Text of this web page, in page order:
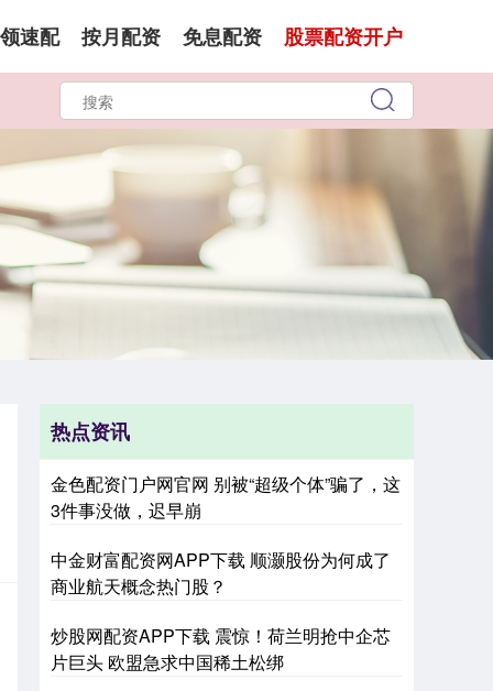
速配 按月配资 免息配资 股票配资开户
热点资讯
金色配资门户网官网 别被“超级个体”骗了，这
3件事没做，迟早崩
中金财富配资网APP下载 顺灏股份为何成了
商业航天概念热门股？
炒股网配资APP下载 震惊！荷兰明抢中企芯
片巨头 欧盟急求中国稀土松绑